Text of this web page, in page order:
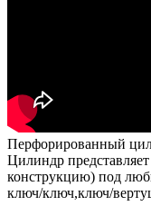
Перфорированный
Цилиндр
конструкцию) под
ключ/ключ,ключ/